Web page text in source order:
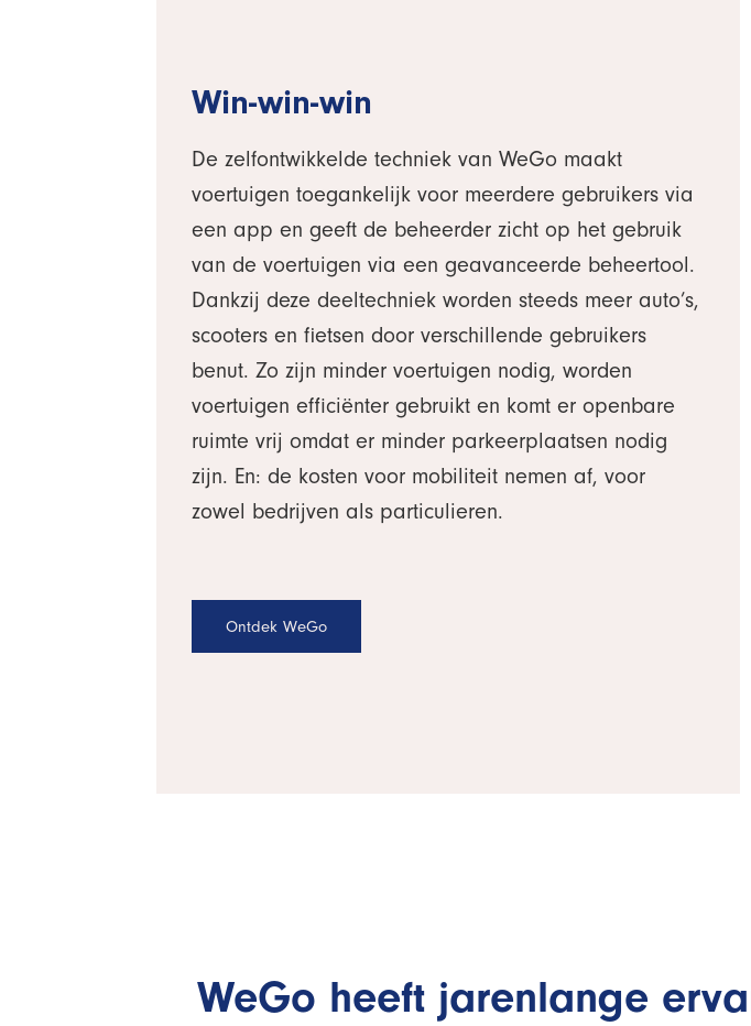
Win-win-win
De zelfontwikkelde techniek van WeGo maakt
voertuigen toegankelijk voor meerdere gebruikers via
een app en geeft de beheerder zicht op het gebruik
van de voertuigen via een geavanceerde beheertool.
Dankzij deze deeltechniek worden steeds meer auto’s,
scooters en fietsen door verschillende gebruikers
benut. Zo zijn minder voertuigen nodig, worden
voertuigen efficiënter gebruikt en komt er openbare
ruimte vrij omdat er minder parkeerplaatsen nodig
zijn. En: de kosten voor mobiliteit nemen af, voor
zowel bedrijven als particulieren.
Ontdek WeGo
WeGo heeft jarenlange